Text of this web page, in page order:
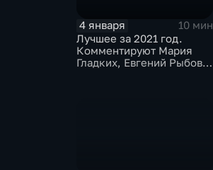
4 января
10 мин
Лучшее за 2021 год.
Комментируют Мария
Гладких, Евгений Рыбов и